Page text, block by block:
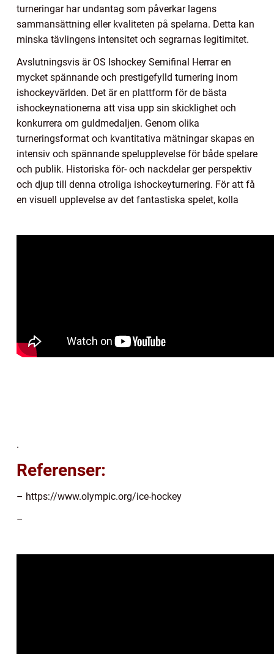
turneringar har undantag som påverkar lagens
sammansättning eller kvaliteten på spelarna. Detta kan
minska tävlingens intensitet och segrarnas legitimitet.
Avslutningsvis är OS Ishockey Semifinal Herrar en
mycket spännande och prestigefylld turnering inom
ishockeyvärlden. Det är en plattform för de bästa
ishockeynationerna att visa upp sin skicklighet och
konkurrera om guldmedaljen. Genom olika
turneringsformat och kvantitativa mätningar skapas en
intensiv och spännande spelupplevelse för både spelare
och publik. Historiska för- och nackdelar ger perspektiv
och djup till denna otroliga ishockeyturnering. För att få
en visuell upplevelse av det fantastiska spelet, kolla
.
Referenser:
– https://www.olympic.org/ice-hockey
–